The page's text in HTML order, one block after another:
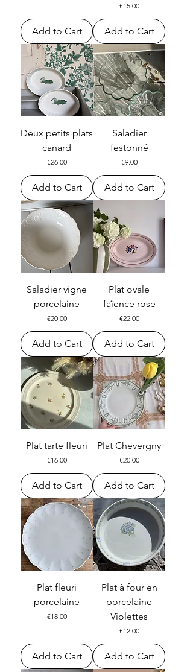
Add to Cart
Price
€15.00
Add to Cart
Deux petits plats
canard
Price
€26.00
Add to Cart
Saladier
festonné
Price
€9.00
Add to Cart
Saladier vigne
porcelaine
Price
€20.00
Add to Cart
Plat ovale
faïence rose
Price
€22.00
Add to Cart
Plat tarte fleuri
Price
€16.00
Add to Cart
Plat Chevergny
Price
€20.00
Add to Cart
Plat fleuri
porcelaine
Price
€18.00
Add to Cart
Plat à four en
porcelaine
Violettes
Price
€12.00
Add to Cart